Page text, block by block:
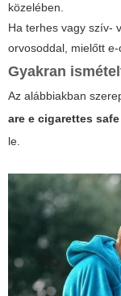
közelében.
Ha terhes vagy szív-
orvosoddal, mielőtt
Gyakran
Az alábbiakban
are e cigarettes safe
le.